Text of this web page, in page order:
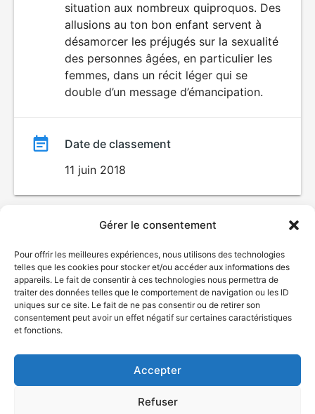
Gérer le consentement
Pour offrir les meilleures expériences, nous utilisons des technologies
telles que les cookies pour stocker et/ou accéder aux informations des
appareils. Le fait de consentir à ces technologies nous permettra de
traiter des données telles que le comportement de navigation ou les ID
uniques sur ce site. Le fait de ne pas consentir ou de retirer son
consentement peut avoir un effet négatif sur certaines caractéristiques
et fonctions.
Accepter
Refuser
situation aux nombreux quiproquos. Des
allusions au ton bon enfant servent à
désamorcer les préjugés sur la sexualité
des personnes âgées, en particulier les
femmes, dans un récit léger qui se
double d’un message d’émancipation.
Date de classement
11 juin 2018
© Gouvernement du Québec, 2026
Plan du site
Accessibilité
Accès à l'information
Déclaration de services